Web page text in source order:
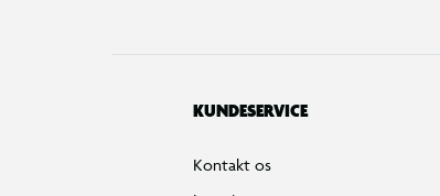
KUNDESERVICE
Kontakt os